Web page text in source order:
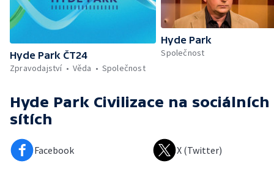
Hyde Park ČT24
Zpravodajství
Věda Společnost
Hyde Park
Společnost
Hyde Park Civilizace na sociálních
sítích
Facebook X (Twitter)